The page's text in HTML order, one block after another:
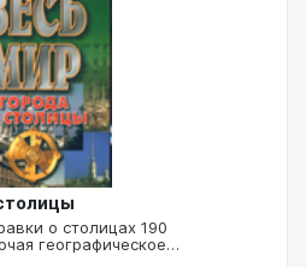
о столицах 190
географическое…